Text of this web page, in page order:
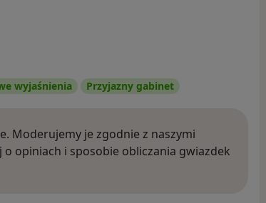
wyjaśnienia Przyjazny gabinet
Moderujemy je zgodnie z naszymi
o opiniach i sposobie obliczania gwiazdek